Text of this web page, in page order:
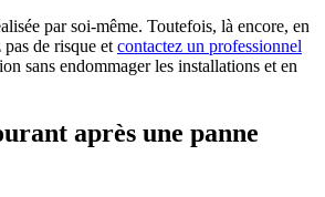
par soi-même. Toutefois, là encore, en
de risque et contactez un professionnel
sans endommager les installations et en
après une panne